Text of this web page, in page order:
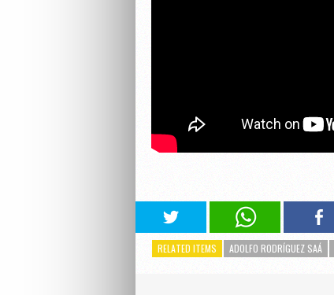
RELATED ITEMS ADOLFO RODRÍGUEZ SAÁ